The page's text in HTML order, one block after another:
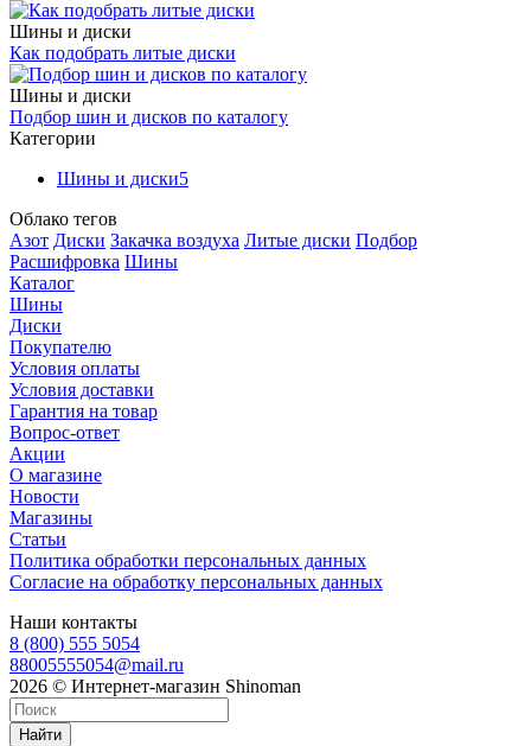
Шины и диски
Как подобрать литые диски
Шины и диски
Подбор шин и дисков по каталогу
Категории
Шины и диски5
Облако тегов
Азот Диски Закачка воздуха Литые диски Подбор
Расшифровка Шины
Каталог
Шины
Диски
Покупателю
Условия оплаты
Условия доставки
Гарантия на товар
Вопрос-ответ
Акции
О магазине
Новости
Магазины
Статьи
Политика обработки персональных данных
Согласие на обработку персональных данных
Наши контакты
8 (800) 555 5054
88005555054@mail.ru
2026 © Интернет-магазин Shinoman
Найти